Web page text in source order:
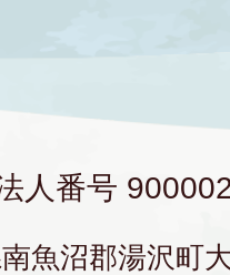
人番号
魚沼郡湯沢町